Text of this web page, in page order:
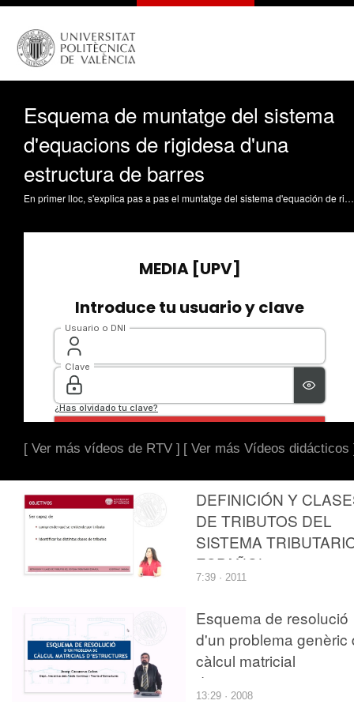
Esquema de muntatge del sistema
d'equacions de rigidesa d'una
estructura de barres
En primer lloc, s'explica pas a pas el muntatge del sistema d'equación de rigidesa d'una estructura qualsevol a partir de les relacions de rigidesa de cada una de les barres. A continuació es descriu la modificació d'aquest sistema per imposar les condicions de contorn cinemàtiques. Casanova Colón, J. (2009). Esquema de muntatge del sistema d'equacions de rigidesa d'una estructura de barres. https://riunet.upv.es/handle/10251/5629
[ Ver más vídeos de RTV ] [ Ver más Vídeos didácticos
DEFINICIÓN Y
DE TRIBUTOS DEL
SISTEMA
ESPAÑOL
7:39 · 2011
Esquema de resolució
d'un problema genèric
càlcul matricial
d'estructures
13:29 · 2008